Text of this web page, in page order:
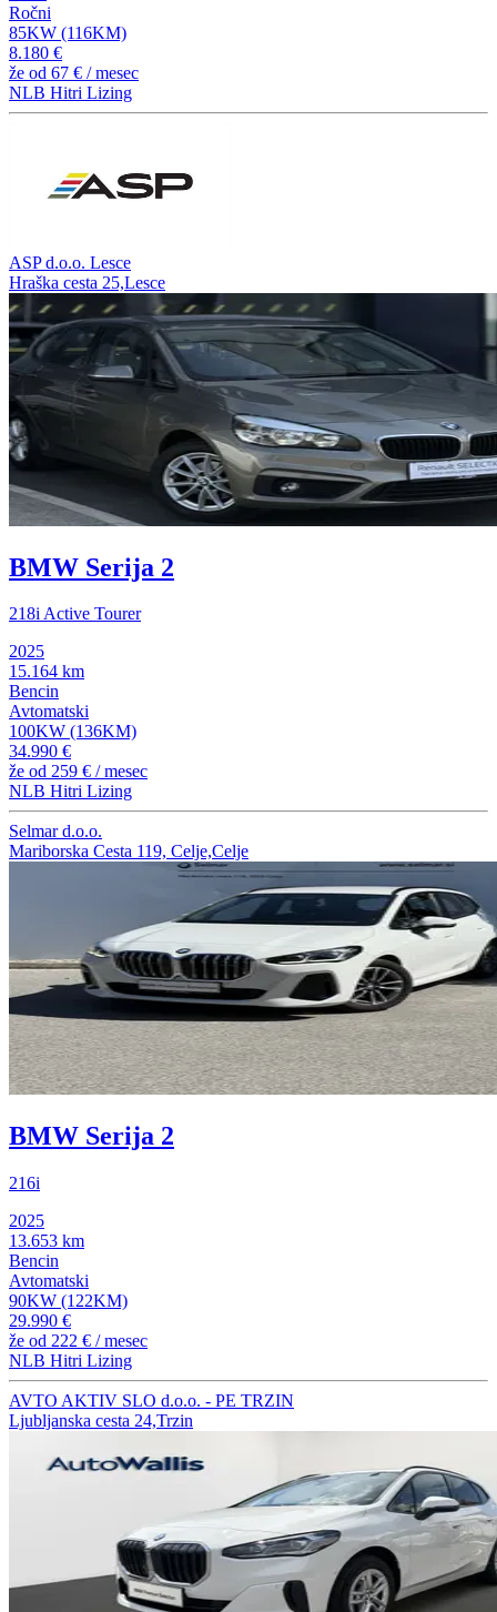
Ročni
85KW (116KM)
8.180 €
že od 67 € / mesec
NLB Hitri Lizing
ASP d.o.o. Lesce
Hraška cesta 25,Lesce
BMW Serija 2
218i Active Tourer
2025
15.164 km
Bencin
Avtomatski
100KW (136KM)
34.990 €
že od 259 € / mesec
NLB Hitri Lizing
Selmar d.o.o.
Mariborska Cesta 119, Celje,Celje
BMW Serija 2
216i
2025
13.653 km
Bencin
Avtomatski
90KW (122KM)
29.990 €
že od 222 € / mesec
NLB Hitri Lizing
AVTO AKTIV SLO d.o.o. - PE TRZIN
Ljubljanska cesta 24,Trzin